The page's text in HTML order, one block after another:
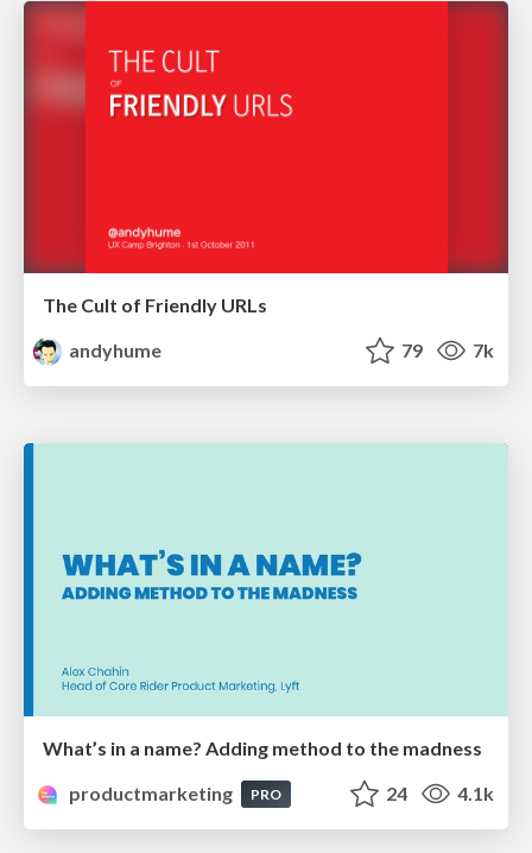
The Cult of Friendly URLs
andyhume
79 7k
What’s in a name? Adding method to the madness
productmarketing
PRO 24 4.1k